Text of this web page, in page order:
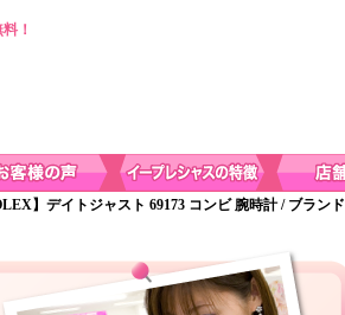
！
】デイトジャスト 69173 コンビ 腕時計 / ブランド